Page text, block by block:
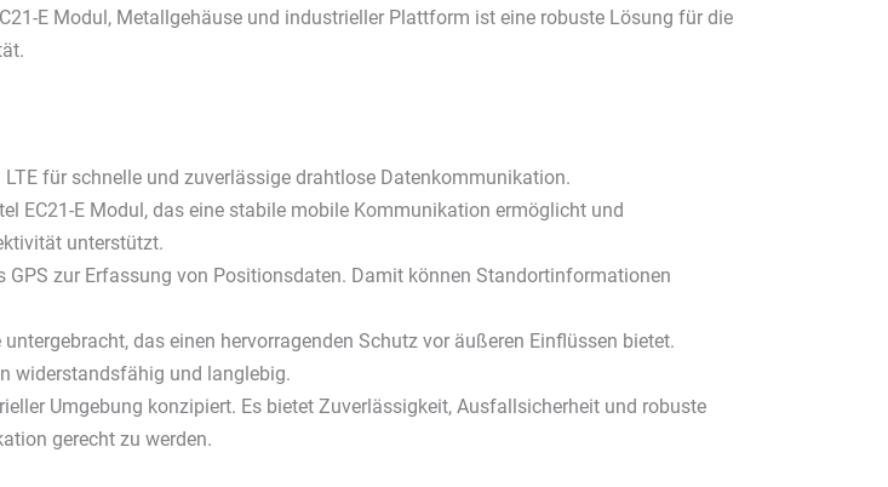
E Modul, Metallgehäuse und industrieller Plattform ist eine robuste Lösung für die
für schnelle und zuverlässige drahtlose Datenkommunikation.
EC21-E Modul, das eine stabile mobile Kommunikation ermöglicht und
unterstützt.
zur Erfassung von Positionsdaten. Damit können Standortinformationen
das einen hervorragenden Schutz vor äußeren Einflüssen bietet.
widerstandsfähig und langlebig.
Umgebung konzipiert. Es bietet Zuverlässigkeit, Ausfallsicherheit und robuste
gerecht zu werden.